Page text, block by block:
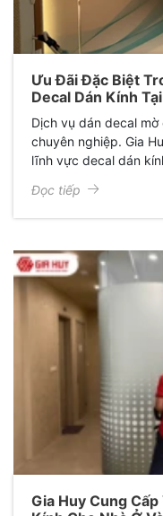
Ưu Đãi Đặc Biệt
Decal Dán Kính
Dịch vụ dán decal
chuyên nghiệp. Gia
lĩnh vực decal dán
Đọc tiếp
Gia Huy Cung